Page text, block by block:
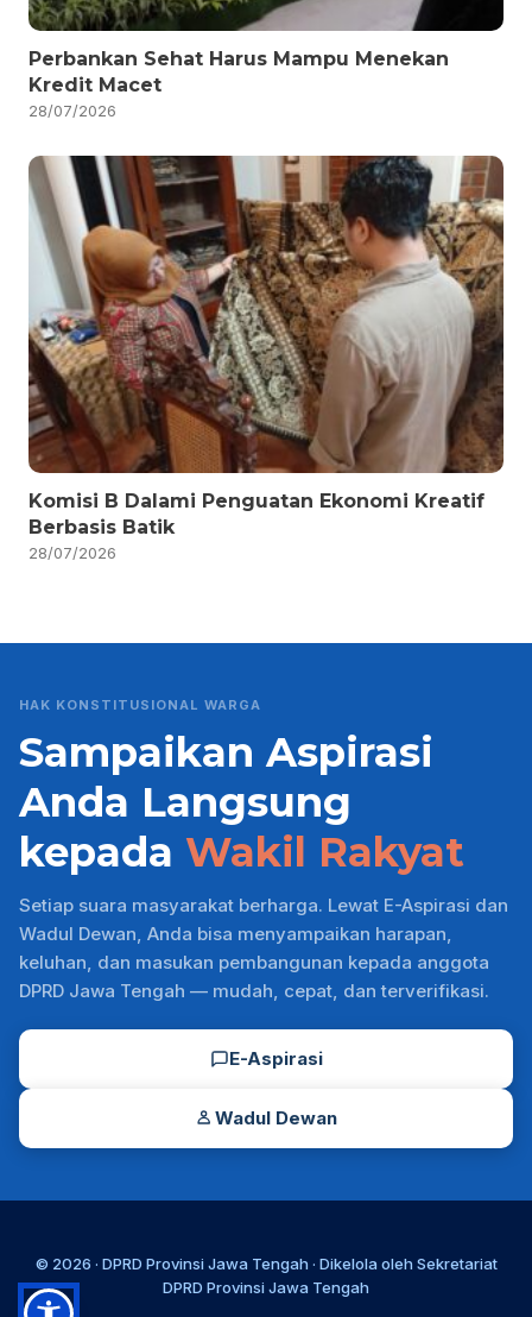
Perbankan Sehat Harus Mampu Menekan
Kredit Macet
28/07/2026
Komisi B Dalami Penguatan Ekonomi Kreatif
Berbasis Batik
28/07/2026
HAK KONSTITUSIONAL WARGA
Sampaikan Aspirasi
Anda Langsung
kepada Wakil Rakyat
Setiap suara masyarakat berharga. Lewat E-Aspirasi dan
Wadul Dewan, Anda bisa menyampaikan harapan,
keluhan, dan masukan pembangunan kepada anggota
DPRD Jawa Tengah — mudah, cepat, dan terverifikasi.
E-Aspirasi
Wadul Dewan
© 2026 · DPRD Provinsi Jawa Tengah · Dikelola oleh Sekretariat
DPRD Provinsi Jawa Tengah